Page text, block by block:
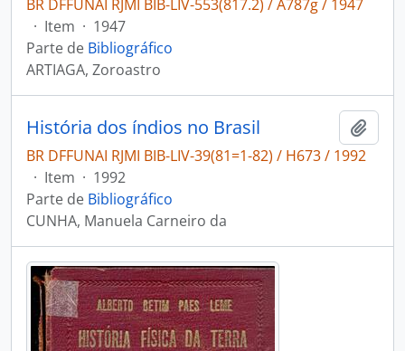
BR DFFUNAI RJMI BIB-LIV-553(817.2) / A787g / 1947
· Item · 1947
Parte de Bibliográfico
ARTIAGA, Zoroastro
História dos índios no Brasil
BR DFFUNAI RJMI BIB-LIV-39(81=1-82) / H673 / 1992
· Item · 1992
Parte de Bibliográfico
CUNHA, Manuela Carneiro da